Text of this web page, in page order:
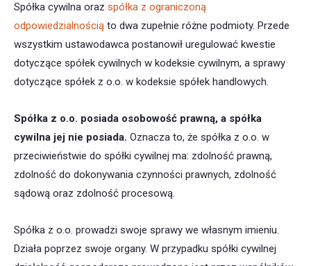
Spółka cywilna oraz spółka z ograniczoną
odpowiedzialnością to dwa zupełnie różne podmioty. Przede
wszystkim ustawodawca postanowił uregulować kwestie
dotyczące spółek cywilnych w kodeksie cywilnym, a sprawy
dotyczące spółek z o.o. w kodeksie spółek handlowych.
Spółka z o.o. posiada osobowość prawną, a spółka
cywilna jej nie posiada. Oznacza to, że spółka z o.o. w
przeciwieństwie do spółki cywilnej ma: zdolność prawną,
zdolność do dokonywania czynności prawnych, zdolność
sądową oraz zdolność procesową.
Spółka z o.o. prowadzi swoje sprawy we własnym imieniu.
Działa poprzez swoje organy. W przypadku spółki cywilnej